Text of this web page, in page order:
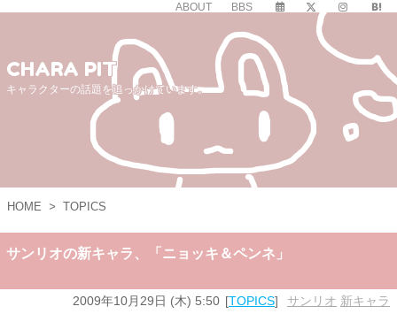
ABOUT BBS
CHARA PIT
キャラクターの話題を追っかけています。
HOME > TOPICS
サンリオの新キャラ、「ニョッキ＆ペンネ」
2009年10月29日 (木) 5:50 TOPICS サンリオ 新キャラ